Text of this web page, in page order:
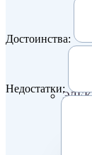
Достоинства:
Недостатки: